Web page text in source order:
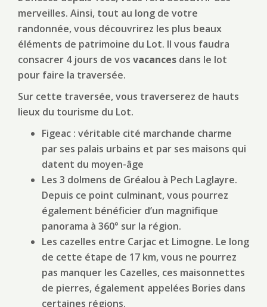
merveilles. Ainsi, tout au long de votre
randonnée, vous découvrirez les plus beaux
éléments de patrimoine du Lot. Il vous faudra
consacrer 4 jours de vos vacances dans le lot
pour faire la traversée.
Sur cette traversée, vous traverserez de hauts
lieux du tourisme du Lot.
Figeac : véritable cité marchande charme
par ses palais urbains et par ses maisons qui
datent du moyen-âge
Les 3 dolmens de Gréalou à Pech Laglayre.
Depuis ce point culminant, vous pourrez
également bénéficier d’un magnifique
panorama à 360° sur la région.
Les cazelles entre Carjac et Limogne. Le long
de cette étape de 17 km, vous ne pourrez
pas manquer les Cazelles, ces maisonnettes
de pierres, également appelées Bories dans
certaines régions.